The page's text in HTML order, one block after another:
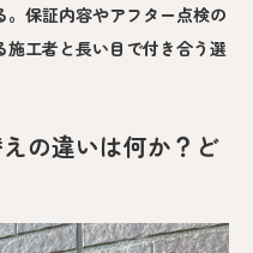
保証内容やアフター点検の
工者と長い目で付き合う選
の違いは何か？ど